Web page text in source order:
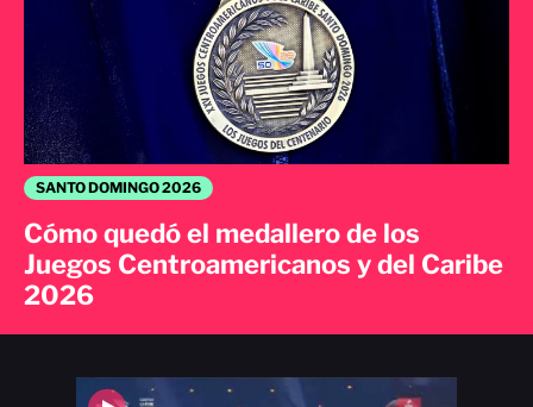
SANTO DOMINGO 2026
Cómo quedó el medallero de los
Juegos Centroamericanos y del Caribe
2026